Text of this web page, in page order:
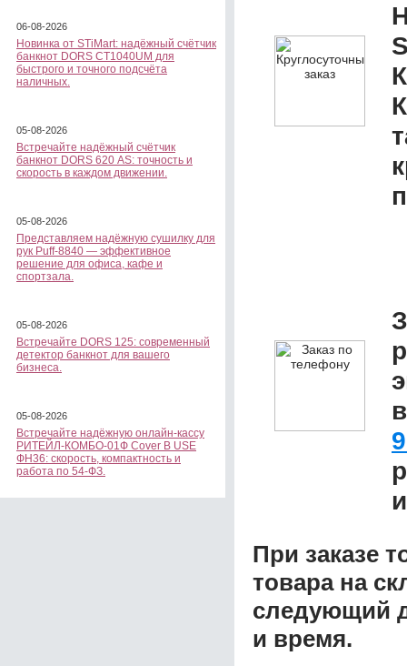
06-08-2026
Новинка от STiMart: надёжный счётчик
банкнот DORS CT1040UM для
быстрого и точного подсчёта
наличных.
05-08-2026
Встречайте надёжный счётчик
банкнот DORS 620 АS: точность и
скорость в каждом движении.
05-08-2026
Представляем надёжную сушилку для
рук Puff-8840 — эффективное
решение для офиса, кафе и
спортзала.
05-08-2026
Встречайте DORS 125: современный
детектор банкнот для вашего
бизнеса.
05-08-2026
Встречайте надёжную онлайн-кассу
РИТЕЙЛ-КОМБО-01Ф Cover B USE
ФН36: скорость, компактность и
работа по 54-ФЗ.
При заказе
товара на
следующий
и время.